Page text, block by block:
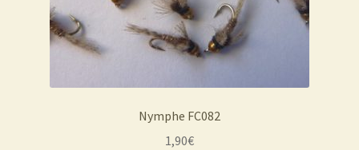
Nymphe FC082
1,90€